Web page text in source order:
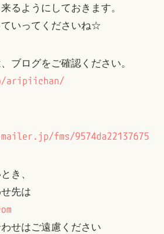
るようにしておきます。
いってくださいね☆
ブログをご確認ください。
aripiichan/
fms/9574da22137675
き、
先は
せはご遠慮ください